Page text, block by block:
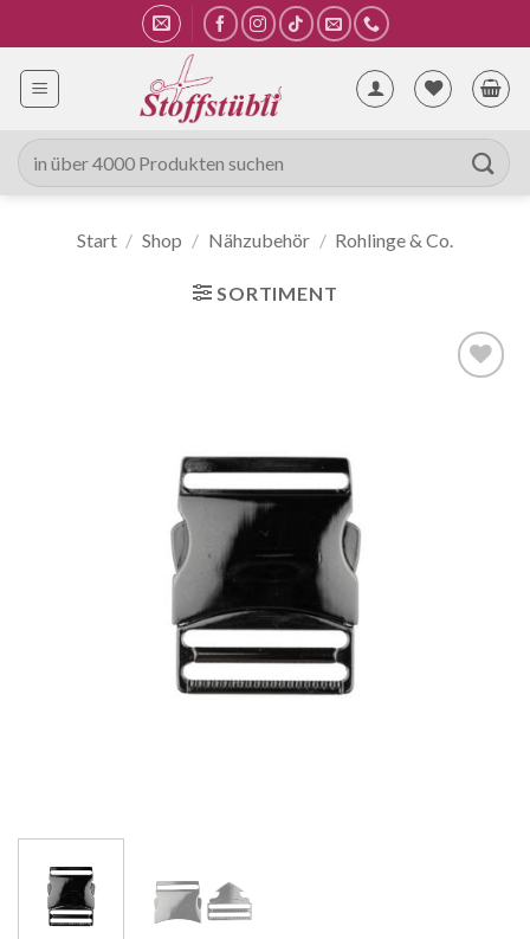
Inhalt
springen
Suche
nach:
Start / Shop / Nähzubehör / Rohlinge & Co.
SORTIMENT